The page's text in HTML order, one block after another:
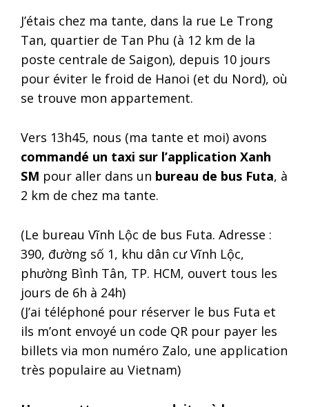
J’étais chez ma tante, dans la rue Le Trong
Tan, quartier de Tan Phu (à 12 km de la
poste centrale de Saigon), depuis 10 jours
pour éviter le froid de Hanoi (et du Nord), où
se trouve mon appartement.
Vers 13h45, nous (ma tante et moi) avons
commandé un taxi sur l’application Xanh
SM pour aller dans un bureau de bus Futa, à
2 km de chez ma tante.
(Le bureau Vĩnh Lộc de bus Futa. Adresse :
390, đường số 1, khu dân cư Vĩnh Lộc,
phường Bình Tân, TP. HCM, ouvert tous les
jours de 6h à 24h)
(J’ai téléphoné pour réserver le bus Futa et
ils m’ont envoyé un code QR pour payer les
billets via mon numéro Zalo, une application
très populaire au Vietnam)